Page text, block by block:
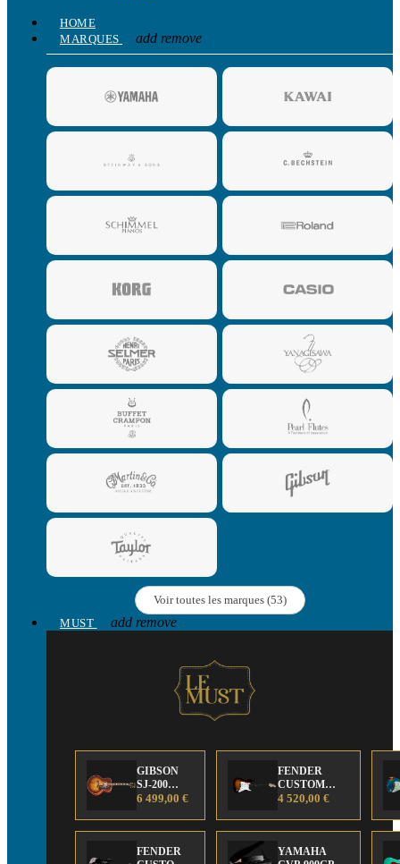
HOME
MARQUES
add remove
Voir toutes les marques (53)
MUST
add remove
GIBSON
SJ-200
Anniversary
Edition
6 499,00 €
FENDER
CUSTOM
SHOP Strat 63'
4 520,00 €
FENDER
YAMAHA